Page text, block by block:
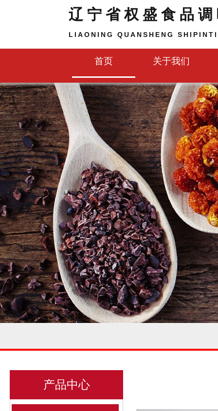
辽宁省权盛食品
LIAONING QUANSHENG
首页 关于我们
产品中心